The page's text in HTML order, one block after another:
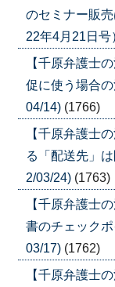
のセミナー販
22年4月21日号
【千原弁護士
促に使う場合
04/14) (1766)
【千原弁護士
る「配送先」
2/03/24) (1763)
【千原弁護士
書のチェック
03/17) (1762)
【千原弁護士